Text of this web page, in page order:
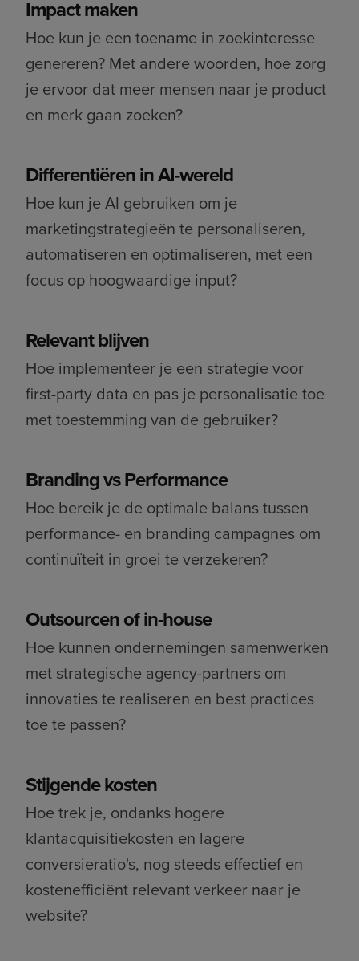
Impact maken
Hoe kun je een toename in zoekinteresse
genereren? Met andere woorden, hoe zorg
je ervoor dat meer mensen naar je product
en merk gaan zoeken?
Differentiëren in AI-wereld
Hoe kun je AI gebruiken om je
marketingstrategieën te personaliseren,
automatiseren en optimaliseren, met een
focus op hoogwaardige input?
Relevant blijven
Hoe implementeer je een strategie voor
first-party data en pas je personalisatie toe
met toestemming van de gebruiker?
Branding vs Performance
Hoe bereik je de optimale balans tussen
performance- en branding campagnes om
continuïteit in groei te verzekeren?
Outsourcen of in-house
Hoe kunnen ondernemingen samenwerken
met strategische agency-partners om
innovaties te realiseren en best practices
toe te passen?
Stijgende kosten
Hoe trek je, ondanks hogere
klantacquisitiekosten en lagere
conversieratio's, nog steeds effectief en
kostenefficiënt relevant verkeer naar je
website?